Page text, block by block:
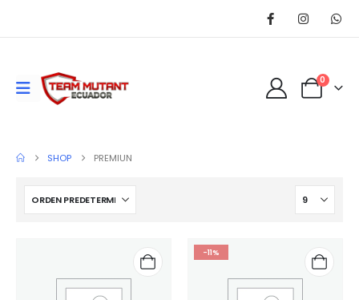
0
SHOP PREMIUN
-11%